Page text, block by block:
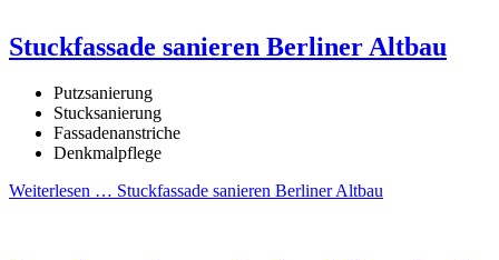
Stuckfassade sanieren Berliner Altbau
Putzsanierung
Stucksanierung
Fassadenanstriche
Denkmalpflege
Weiterlesen … Stuckfassade sanieren Berliner Altbau